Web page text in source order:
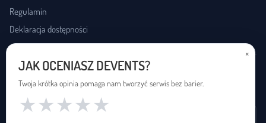
Regulamin
Deklaracja dostępności
USŁUGI DOSTĘPNOŚCI
×
JAK OCENIASZ DEVENTS?
Twoja krótka opinia pomaga nam tworzyć serwis bez barier.
★
★
★
★
★